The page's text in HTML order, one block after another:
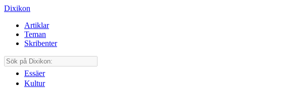
Dixikon
Artiklar
Teman
Skribenter
Essäer
Kultur